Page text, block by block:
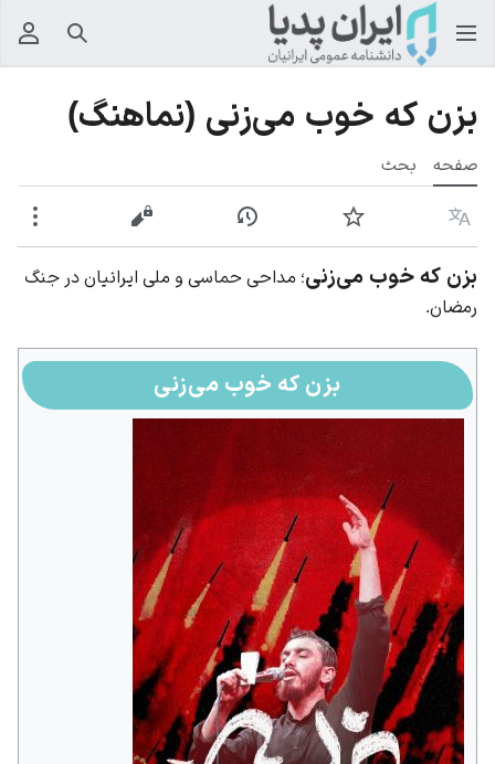
جستجو
بزن که خوب می‌زنی (نماهنگ)
صفحه بحث
زبان پیگیری نمایش تاریخچهنمایش مبدأ
بزن که خوب می‌زنی؛ مداحی حماسی و ملی ایرانیان در جنگ
رمضان.
بزن که خوب می‌زنی